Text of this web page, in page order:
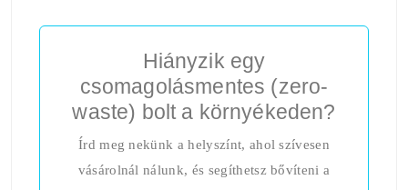
Hiányzik egy
csomagolásmentes (zero-
waste) bolt a környékeden?
Írd meg nekünk a helyszínt, ahol szívesen
vásárolnál nálunk, és segíthetsz bővíteni a